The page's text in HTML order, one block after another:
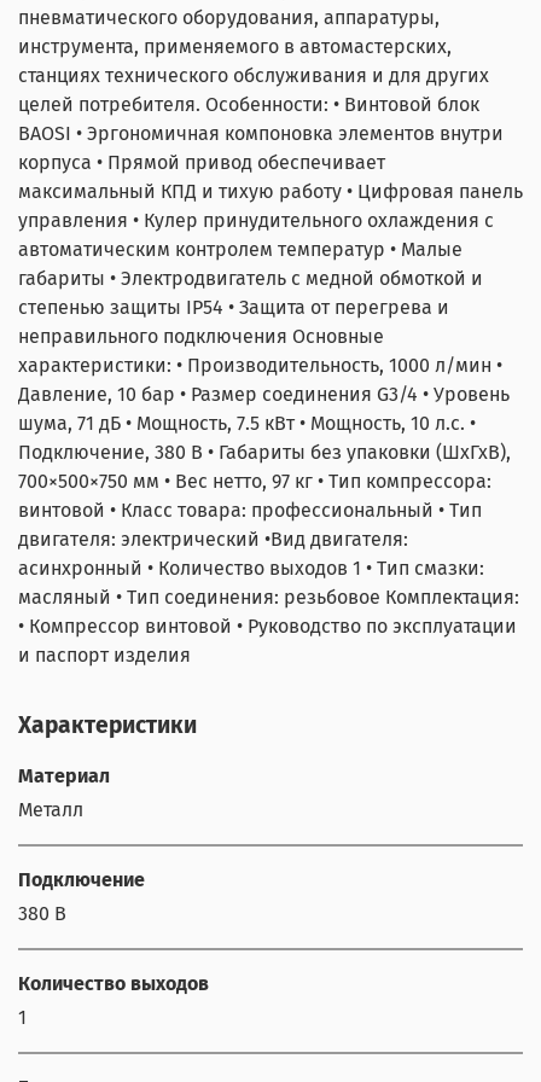
TOR.
Скидки не суммируются. Предложение действует до
31.08.2026. Доставка во все регионы РФ.
Остались вопросы? Не сработал промокод? Напишите
менеджеру на почту arkuda29@mail.ru
сразу
- финансовая нагрузка распределяется во времени
- проще масштабироваться и обновлять технику
Калькулятор расчета стоимости онлайн
- сдаёте оборудование — делаем зачёт в оплату.
пневматического оборудования, аппаратуры,
инструмента, применяемого в автомастерских,
станциях технического обслуживания и для других
целей потребителя. Особенности: • Винтовой блок
BAOSI • Эргономичная компоновка элементов внутри
корпуса • Прямой привод обеспечивает
максимальный КПД и тихую работу • Цифровая панель
управления • Кулер принудительного охлаждения с
автоматическим контролем температур • Малые
габариты • Электродвигатель с медной обмоткой и
степенью защиты IP54 • Защита от перегрева и
неправильного подключения Основные
характеристики: • Производительность, 1000 л/мин •
Давление, 10 бар • Размер соединения G3/4 • Уровень
шума, 71 дБ • Мощность, 7.5 кВт • Мощность, 10 л.с. •
Подключение, 380 В • Габариты без упаковки (ШхГхВ),
700×500×750 мм • Вес нетто, 97 кг • Тип компрессора:
винтовой • Класс товара: профессиональный • Тип
двигателя: электрический •Вид двигателя:
асинхронный • Количество выходов 1 • Тип смазки:
масляный • Тип соединения: резьбовое Комплектация:
• Компрессор винтовой • Руководство по эксплуатации
и паспорт изделия
Характеристики
Материал
Металл
Подключение
380 В
Количество выходов
1